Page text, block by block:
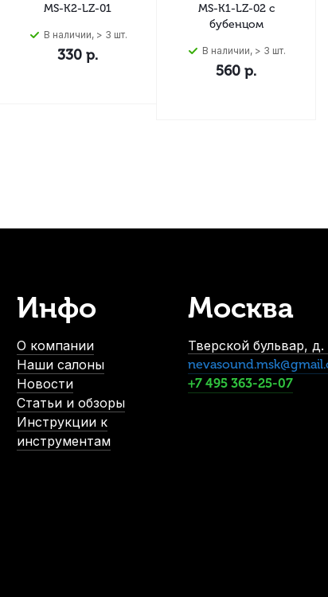
MS-K2-LZ-01
В наличии, > 3 шт.
330 р.
MS-K1-LZ-02 с
бубенцом
В наличии, > 3 шт.
560 р.
Инфо
О компании
Наши салоны
Новости
Статьи и обзоры
Инструкции к
инструментам
Москва
Тверской бульвар, д.
+7 495 363-25-07